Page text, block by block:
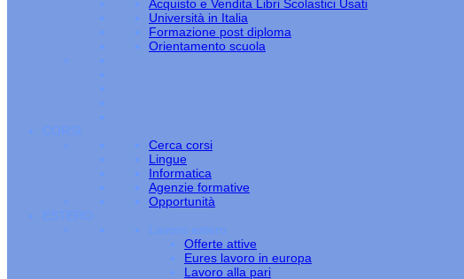
Acquisto e Vendita Libri Scolastici Usati
Università in Italia
Formazione post diploma
Orientamento scuola
CORSI
Cerca corsi
Lingue
Informatica
Agenzie formative
Opportunità
ESTERO
Lavoro estero
Offerte attive
Eures lavoro in europa
Lavoro alla pari